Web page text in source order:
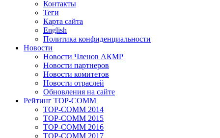
Контакты
Теги
Карта сайта
English
Политика конфиденциальности
Новости
Новости Членов АКМР
Новости партнеров
Новости комитетов
Новости отраслей
Обновления на сайте
Рейтинг TOP-COMM
TOP-COMM 2014
TOP-COMM 2015
TOP-COMM 2016
TOP-COMM 2017